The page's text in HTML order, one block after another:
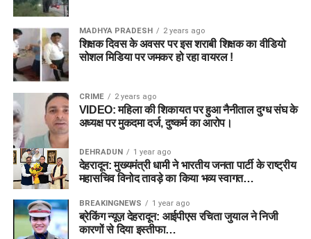
MADHYA PRADESH 2 years ago
शिक्षक दिवस के अवसर पर इस शराबी शिक्षक का वीडियो
सोशल मिडिया पर जमकर हो रहा वायरल !
CRIME 2 years ago
VIDEO: महिला की शिकायत पर हुआ नैनीताल दुग्ध संघ के
अध्यक्ष पर मुकदमा दर्ज, दुष्कर्म का आरोप।
DEHRADUN 1 year ago
देहरादून: मुख्यमंत्री धामी ने भारतीय जनता पार्टी के राष्ट्रीय
महासचिव विनोद तावड़े का किया भव्य स्वागत…
BREAKINGNEWS 1 year ago
ब्रेकिंग न्यूज़ देहरादून: आईपीएस रचिता जुयाल ने निजी
कारणों से दिया इस्तीफा…